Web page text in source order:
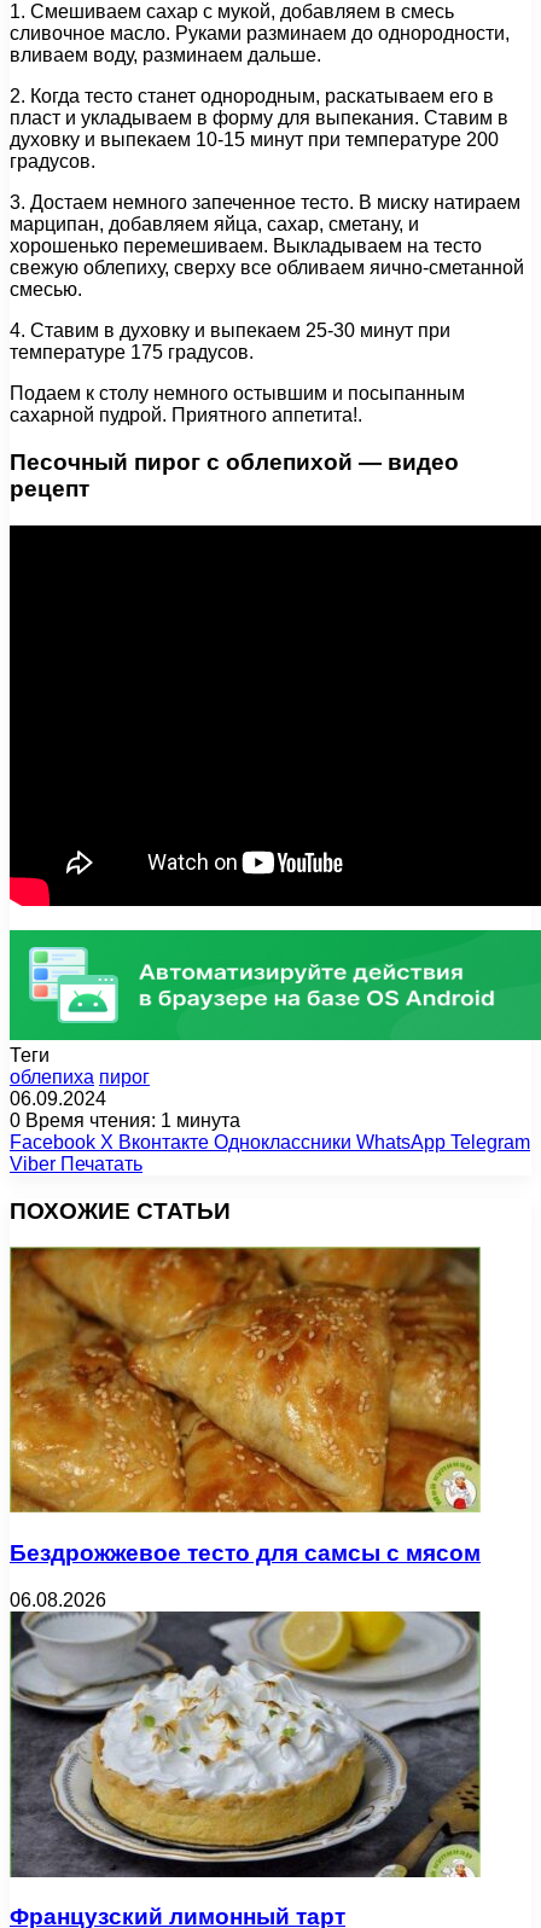
1. Смешиваем сахар с мукой, добавляем в смесь
сливочное масло. Руками разминаем до однородности,
вливаем воду, разминаем дальше.
2. Когда тесто станет однородным, раскатываем его в
пласт и укладываем в форму для выпекания. Ставим в
духовку и выпекаем 10-15 минут при температуре 200
градусов.
3. Достаем немного запеченное тесто. В миску натираем
марципан, добавляем яйца, сахар, сметану, и
хорошенько перемешиваем. Выкладываем на тесто
свежую облепиху, сверху все обливаем яично-сметанной
смесью.
4. Ставим в духовку и выпекаем 25-30 минут при
температуре 175 градусов.
Подаем к столу немного остывшим и посыпанным
сахарной пудрой. Приятного аппетита!.
Песочный пирог с облепихой — видео
рецепт
Теги
облепиха пирог
06.09.2024
0 Время чтения: 1 минута
Facebook X Вконтакте Одноклассники WhatsApp Telegram
Viber Печатать
ПОХОЖИЕ СТАТЬИ
Бездрожжевое тесто для самсы с мясом
06.08.2026
Французский лимонный тарт